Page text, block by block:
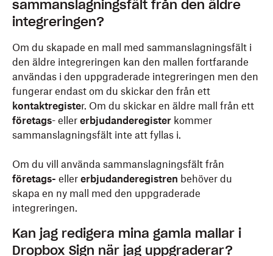
sammanslagningsfält från den äldre
integreringen?
Om du skapade en mall med sammanslagningsfält i
den äldre integreringen kan den mallen fortfarande
användas i den uppgraderade integreringen men den
fungerar endast om du skickar den från ett
kontaktregister. Om du skickar en äldre mall från ett
företags- eller erbjudanderegister kommer
sammanslagningsfält inte att fyllas i.
Om du vill använda sammanslagningsfält från
företags- eller erbjudanderegistren behöver du
skapa en ny mall med den uppgraderade
integreringen.
Kan jag redigera mina gamla mallar i
Dropbox Sign när jag uppgraderar?